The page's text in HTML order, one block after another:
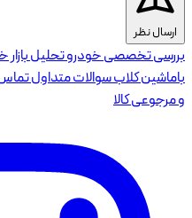
ارسال نظر
بررسی تخصصی خودروتحلیل
باماشین کلابسوالات متداول
و مرجوعی کالا